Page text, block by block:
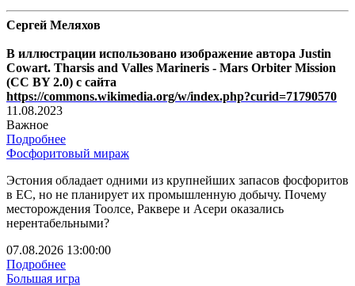
Сергей Меляхов
В иллюстрации использовано изображение автора Justin
Cowart. Tharsis and Valles Marineris - Mars Orbiter Mission
(CC BY 2.0) с сайта
https://commons.wikimedia.org/w/index.php?curid=71790570
11.08.2023
Важное
Подробнее
Фосфоритовый мираж
Эстония обладает одними из крупнейших запасов фосфоритов
в ЕС, но не планирует их промышленную добычу. Почему
месторождения Тоолсе, Раквере и Асери оказались
нерентабельными?
07.08.2026 13:00:00
Подробнее
Большая игра